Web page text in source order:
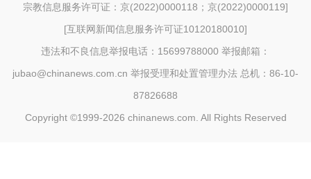
宗教信息服务许可证：京(2022)0000118；京(2022)0000119]
[互联网新闻信息服务许可证10120180010]
违法和不良信息举报电话：15699788000 举报邮箱：
jubao@chinanews.com.cn 举报受理和处置管理办法 总机：86-10-
87826688
Copyright ©1999-2026 chinanews.com. All Rights Reserved